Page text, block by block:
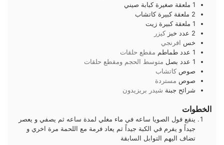
1 ملعقة صغيرة كبابة صيني
2 ملعقة كبيرة كاتشاب
1 ملعقة كبيرة زيت
2 عدد خبز كيزر
خس افرنجي
1 عدد طماطم مقطع حلقات
1 عدد بصل متوسط الحجم ومقطع حلقات
صوص كاتشاب
صوص مستردة
شرائح جبنة شيدر بريزيدون
الخطوات
ينقع فول الصويا ساعه في ماء مغلي لمدة ساعه ثم يصفي و يعصر
جيداً و يفرم في الكبة جيداً ثم يعاد فرمة مع اللحمة مرة اخري و
تضاف اليهم التوابل السابقة